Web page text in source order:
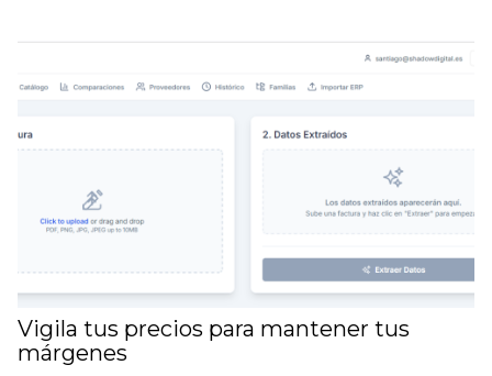
Vigila tus precios para mantener tus
márgenes